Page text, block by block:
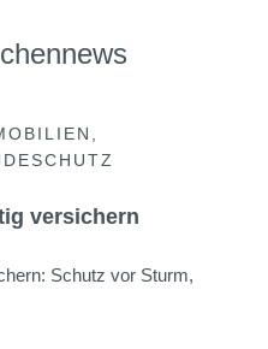
versichern
Schutz vor Sturm,